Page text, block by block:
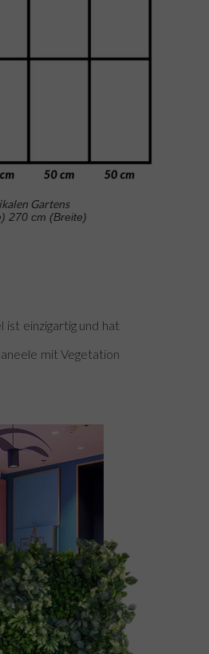
Gartens
270 cm (Breite)
ist einzigartig und hat
mit Vegetation